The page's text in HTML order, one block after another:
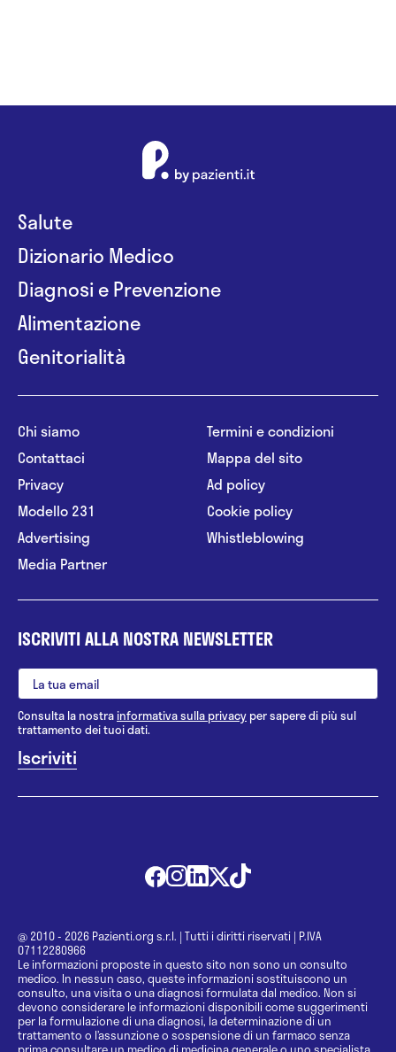
Salute
Dizionario Medico
Diagnosi e Prevenzione
Alimentazione
Genitorialità
Chi siamo
Contattaci
Privacy
Modello 231
Advertising
Media Partner
Termini e condizioni
Mappa del sito
Ad policy
Cookie policy
Whistleblowing
ISCRIVITI ALLA NOSTRA NEWSLETTER
Consulta la nostrainformativa sulla privacy per sapere di più sul
trattamento dei tuoi dati.
@ 2010 - 2026 Pazienti.org s.r.l. | Tutti i diritti riservati | P.IVA
07112280966
Le informazioni proposte in questo sito non sono un consulto
medico. In nessun caso, queste informazioni sostituiscono un
consulto, una visita o una diagnosi formulata dal medico. Non si
devono considerare le informazioni disponibili come suggerimenti
per la formulazione di una diagnosi, la determinazione di un
trattamento o l’assunzione o sospensione di un farmaco senza